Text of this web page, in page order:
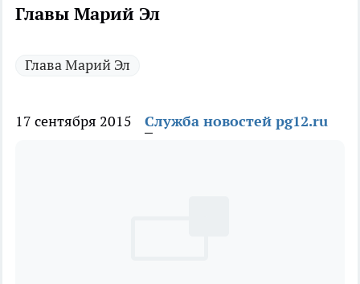
Главы Марий Эл
Глава Марий Эл
17 сентября 2015 Служба новостей pg12.ru